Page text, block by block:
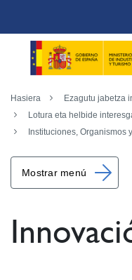
Hasiera
Ezagutu jabetza
Lotura eta helbide
Instituciones, Organismos
Mostrar menú